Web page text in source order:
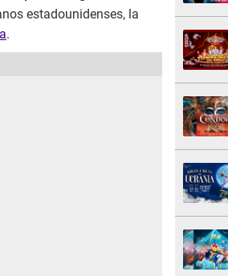
estadounidenses, la
.